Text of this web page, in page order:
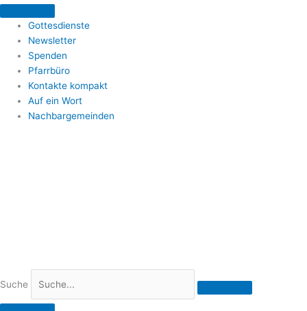
Zum
springen
Gottesdienste
Newsletter
Spenden
Pfarrbüro
Kontakte kompakt
Auf ein Wort
Nachbargemeinden
Suche